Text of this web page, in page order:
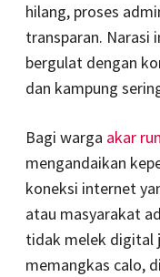
hilang, proses
transparan. Narasi
bergulat dengan
dan kampung
Bagi warga akar
mengandaikan
koneksi internet
atau masyarakat
tidak melek digital
memangkas calo,